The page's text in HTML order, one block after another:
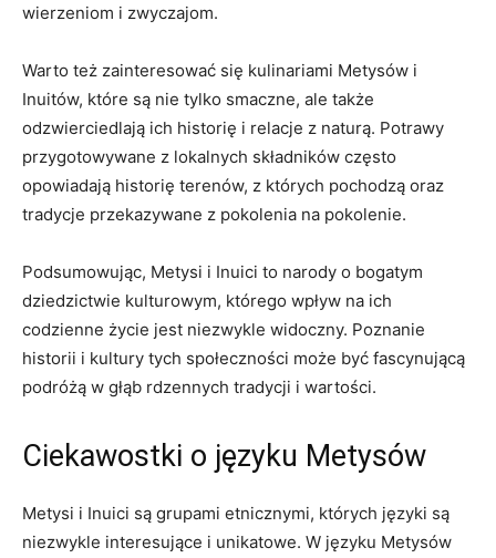
wierzeniom i zwyczajom.
Warto⁣ też zainteresować się kulinariami Metysów i
Inuitów, które są nie tylko smaczne, ale⁢ także
odzwierciedlają ich historię i relacje z naturą. Potrawy
przygotowywane z lokalnych składników często
⁢opowiadają historię ​terenów, ‌z których pochodzą oraz
tradycje​ przekazywane ⁢z pokolenia na pokolenie.
Podsumowując, Metysi i⁤ Inuici to narody o bogatym
dziedzictwie kulturowym, którego wpływ na⁤ ich
codzienne życie⁢ jest niezwykle widoczny. ‍Poznanie
historii i⁣ kultury tych społeczności⁤ może ‍być fascynującą
⁤podróżą ‍w głąb rdzennych tradycji ⁣i wartości.
Ciekawostki⁤ o języku Metysów
Metysi i Inuici są grupami ⁣etnicznymi, których⁤ języki są
niezwykle interesujące‌ i⁤ unikatowe. W języku Metysów